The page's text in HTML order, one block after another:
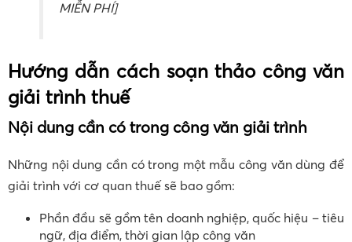
MIỄN PHÍ]
Hướng dẫn cách soạn thảo công văn
giải trình thuế
Nội dung cần có trong công văn giải trình
Những nội dung cần có trong một mẫu công văn dùng để
giải trình với cơ quan thuế sẽ bao gồm:
Phần đầu sẽ gồm tên doanh nghiệp, quốc hiệu – tiêu
ngữ, địa điểm, thời gian lập công văn